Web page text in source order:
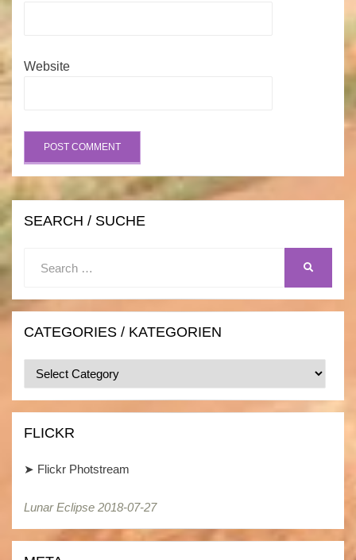
Website
SEARCH / SUCHE
CATEGORIES / KATEGORIEN
Categories
/
FLICKR
➤ Flickr Photstream
Lunar Eclipse 2018-07-27